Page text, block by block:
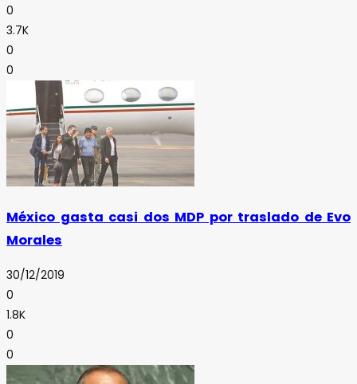
0
3.7K
0
0
México gasta casi dos MDP por traslado de Evo
Morales
30/12/2019
0
1.8K
0
0